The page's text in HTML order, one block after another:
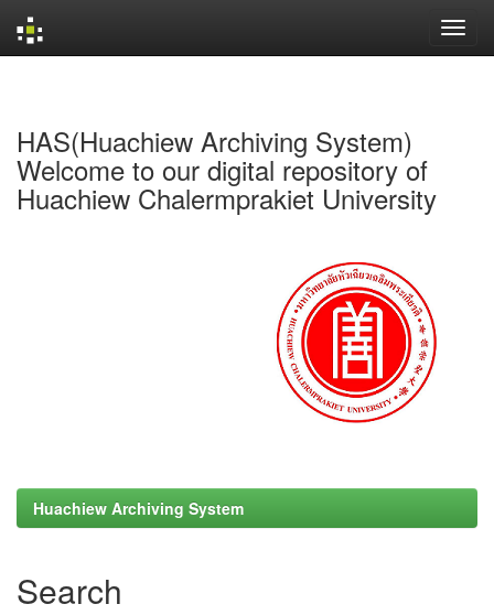
HAS(Huachiew Archiving System)
Welcome to our digital repository of
Huachiew Chalermprakiet University
Huachiew Archiving System
Search